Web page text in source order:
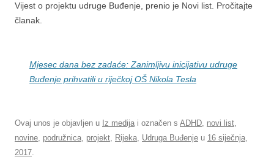
Vijest o projektu udruge Buđenje, prenio je Novi list. Pročitajte
članak.
Mjesec dana bez zadaće: Zanimljivu inicijativu udruge
Buđenje prihvatili u riječkoj OŠ Nikola Tesla
Ovaj unos je objavljen u Iz medija i označen s ADHD, novi list,
novine, podružnica, projekt, Rijeka, Udruga Buđenje u 16 siječnja,
2017.